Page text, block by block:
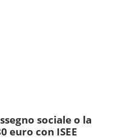
sociale o la
euro con ISEE